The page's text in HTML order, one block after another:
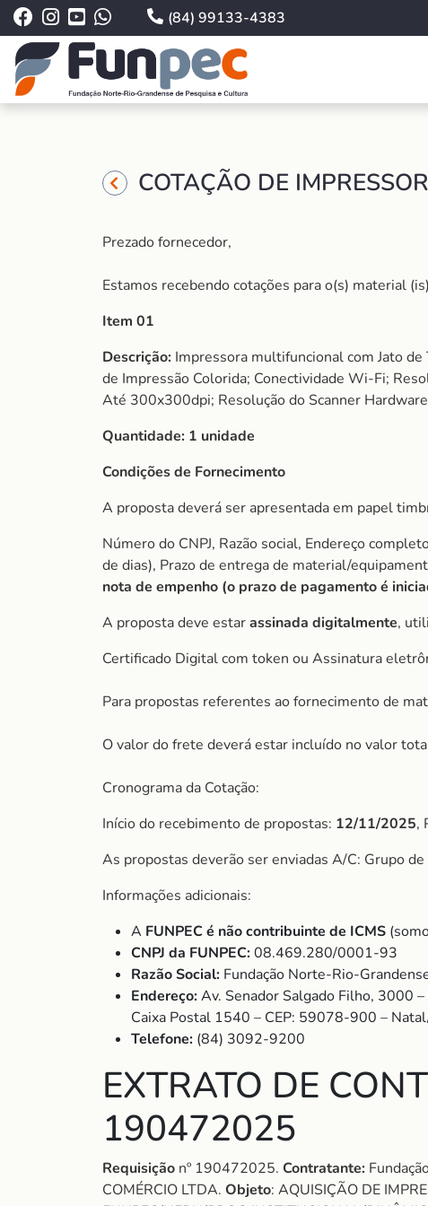
(84) 99133-4383
COTAÇÃO DE
Prezado fornecedor,
Estamos recebendo cotações para o(s) material
Item 01
Descrição: Impressora multifuncional com Jato
de Impressão Colorida; Conectividade Wi-Fi;
Até 300x300dpi; Resolução do Scanner
Quantidade: 1 unidade
Condições de Fornecimento
A proposta deverá ser apresentada em papel
Número do CNPJ, Razão social, Endereço
de dias), Prazo de entrega de material/
nota de empenho (o prazo de pagamento é
A proposta deve estarassinada digitalmente,
Certificado Digital com token ou Assinatura
Para propostas referentes ao fornecimento de
O valor do frete deverá estar incluído no valor
Cronograma da Cotação:
Início do recebimento de propostas: 12/11/2025,
As propostas deverão ser enviadas A/C: Grupo
Informações adicionais:
A FUNPEC é não contribuinte de ICMS
CNPJ da FUNPEC:08.469.280/0001-93
Razão Social: Fundação Norte-Rio-
Endereço:Av. Senador Salgado Filho, 3000
Caixa Postal 1540 – CEP: 59078-900 –
Telefone: (84) 3092-9200
EXTRATO DE
190472025
Requisição nº 190472025. Contratante:
COMÉRCIO LTDA. Objeto: AQUISIÇÃO DE